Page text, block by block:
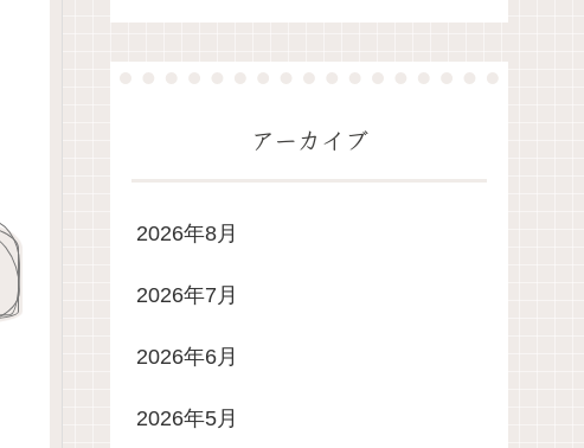
アーカイブ
2026年8月
2026年7月
2026年6月
2026年5月